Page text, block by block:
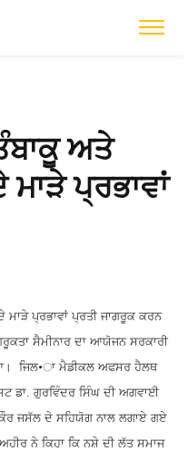
ਅਤੇ
ਪ੍ਰਭਾਵਾਂ
ਪ੍ਰਭਾਵਾਂ ਪ੍ਰਤੀ ਜਾਗਰੂਕ ਕਰਨ
ਸੈਮੀਨਾਰ ਦਾ ਆਯੋਜਨ ਸਰਕਾਰੀ
ਜਿਲ•ਾ ਮੈਡੀਕਲ ਅਫਸਰ ਹੈਲਥ
ਡਾ. ਗੁਰਵਿੰਦਰ ਸਿੰਘ ਦੀ ਅਗਵਾਈ
ਜਸੱਲ ਦੇ ਸਹਿਯੋਗ ਨਾਲ ਲਗਾਏ ਗਏ
ਨੇ ਕਿਹਾ ਕਿ ਨਸ਼ੇ ਦੀ ਲੱਤ ਸਮਾਜ